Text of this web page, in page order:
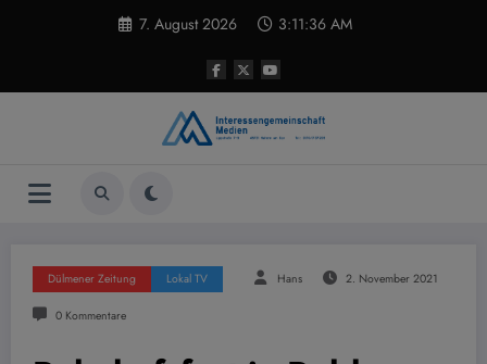
7. August 2026 3:11:37 AM
Dülmener Zeitung Lokal TV Hans 2. November 2021
0 Kommentare